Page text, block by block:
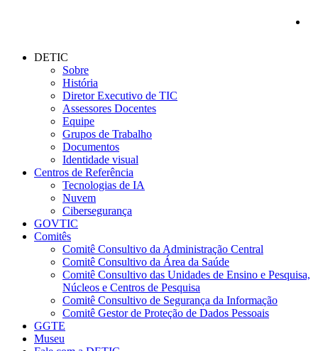
DETIC
Sobre
História
Diretor Executivo de TIC
Assessores Docentes
Equipe
Grupos de Trabalho
Documentos
Identidade visual
Centros de Referência
Tecnologias de IA
Nuvem
Cibersegurança
GOVTIC
Comitês
Comitê Consultivo da Administração Central
Comitê Consultivo da Área da Saúde
Comitê Consultivo das Unidades de Ensino e Pesquisa,
Núcleos e Centros de Pesquisa
Comitê Consultivo de Segurança da Informação
Comitê Gestor de Proteção de Dados Pessoais
GGTE
Museu